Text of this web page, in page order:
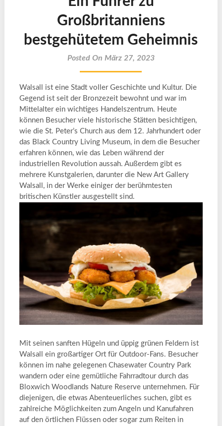
Großbritanniens
bestgehütetem Geheimnis
Posted On März 27, 2023
Walsall ist eine Stadt voller Geschichte und Kultur. Die
Gegend ist seit der Bronzezeit bewohnt und war im
Mittelalter ein wichtiges Handelszentrum. Heute
können Besucher viele historische Stätten besichtigen,
wie die St. Peter’s Church aus dem 12. Jahrhundert oder
das Black Country Living Museum, in dem die Besucher
erfahren können, wie das Leben während der
industriellen Revolution aussah. Außerdem gibt es
mehrere Kunstgalerien, darunter die New Art Gallery
Walsall, in der Werke einiger der berühmtesten
britischen Künstler ausgestellt sind.
Mit seinen sanften Hügeln und üppig grünen Feldern ist
Walsall ein großartiger Ort für Outdoor-Fans. Besucher
können im nahe gelegenen Chasewater Country Park
wandern oder eine gemütliche Fahrradtour durch das
Bloxwich Woodlands Nature Reserve unternehmen. Für
diejenigen, die etwas Abenteuerliches suchen, gibt es
zahlreiche Möglichkeiten zum Angeln und Kanufahren
auf den örtlichen Flüssen oder sogar zum Reiten in